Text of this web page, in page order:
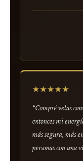
★★★★★
“Compré velas
entonces mi
más segura, más
personas con una